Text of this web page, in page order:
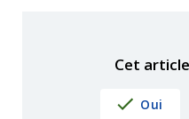
Cet
Oui